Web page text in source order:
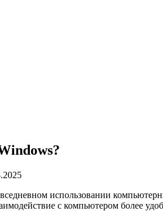
использовании
с компьютером более